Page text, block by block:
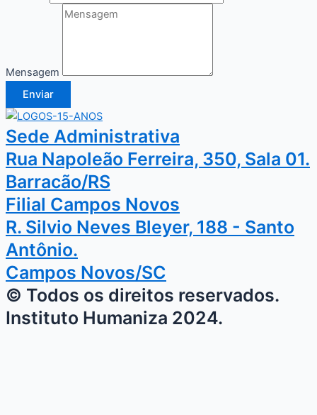
Mensagem
Enviar
Sede Administrativa
Rua Napoleão Ferreira, 350, Sala 01.
Barracão/RS
Filial Campos Novos
R. Silvio Neves Bleyer, 188 - Santo
Antônio.
Campos Novos/SC
© Todos os direitos reservados.
Instituto Humaniza 2024.